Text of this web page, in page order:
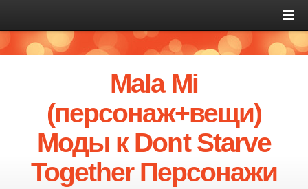
Mala Mi
(персонаж+вещи)
Моды к Dont Starve
Together Персонажи